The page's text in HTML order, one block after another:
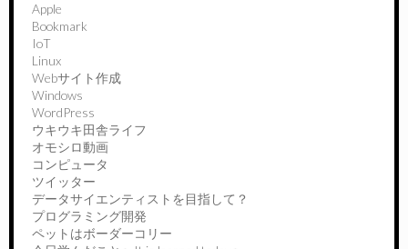
Apple
Bookmark
IoT
Linux
Webサイト作成
Windows
WordPress
ウキウキ田舎ライフ
オモシロ動画
コンピュータ
ツイッター
データサイエンティストを目指して？
プログラミング開発
ペットはボーダーコリー